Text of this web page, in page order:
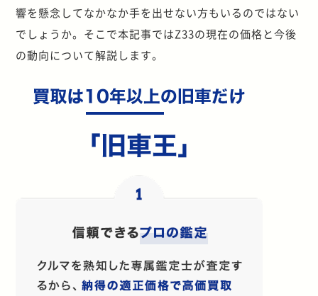
響を懸念してなかなか手を出せない方もいるのではない
でしょうか。そこで本記事ではZ33の現在の価格と今後
の動向について解説します。